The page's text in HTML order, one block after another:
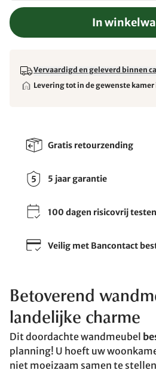
In
Vervaardigd en geleverd binnen
Levering tot in de gewenste
Gratis retourzending
5 jaar garantie
100 dagen risicovrij testen
Veilig met Bancontact
Betoverend
landelijke charme
Dit doordachte wandmeubel
planning! U hoeft uw
niet moeizaam samen te